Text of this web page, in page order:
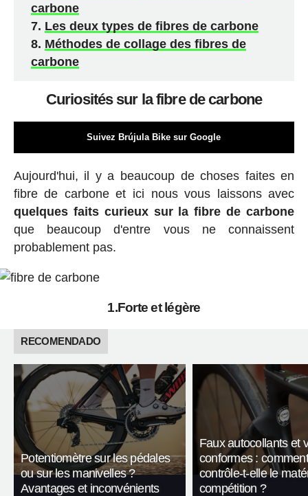
carbone
Les deux types de fibres de carbone
Méthodes de collage des fibres de
carbone
Curiosités sur la fibre de carbone
Suivez Brújula Bike sur Google
Aujourd'hui, il y a beaucoup de choses faites en
fibre de carbone et ici nous vous laissons avec
quelques faits curieux sur la fibre de carbone
que beaucoup d'entre vous ne connaissent
probablement pas.
1.Forte et légère
RECOMENDADO
Potentiomètre sur les pédales
ou sur les manivelles ?
Avantages et inconvénients
Faux autocollants et
conformes :
contrôle-t-elle le
compétition ?